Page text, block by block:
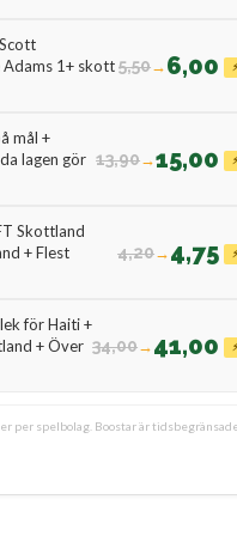
Adams 1+ skott5,50→6,00
mål +
lagen gör 13,90→15,00
Skottland
+ Flest
4,20→4,75
för Haiti +
+ Över 34,00→41,00
per spelbolag. Boostar är